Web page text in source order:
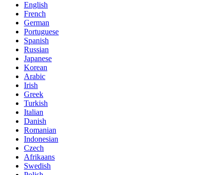
English
French
German
Portuguese
Spanish
Russian
Japanese
Korean
Arabic
Irish
Greek
Turkish
Italian
Danish
Romanian
Indonesian
Czech
Afrikaans
Swedish